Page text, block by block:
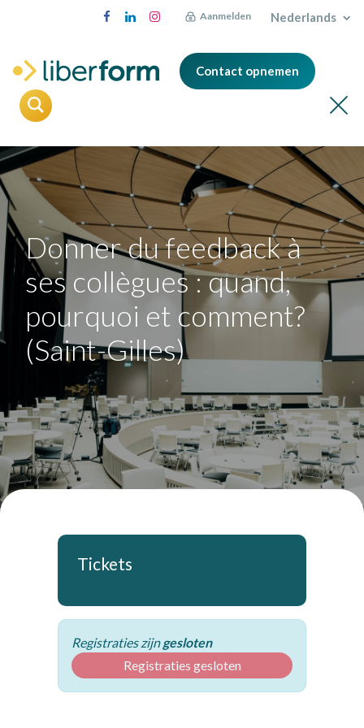
Aanmelden Nederlands
Contact opnemen
Donner du feedback à
ses collègues : quand,
pourquoi et comment?
(Saint-Gilles)
Tickets
Registraties zijngesloten
Registraties gesloten